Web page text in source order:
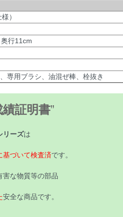
）
行11cm
専用ブラシ、油混ぜ棒、栓抜き
証明書”
リーズは
基づいて検査済です。
害な物質等の部品
安全な商品です。